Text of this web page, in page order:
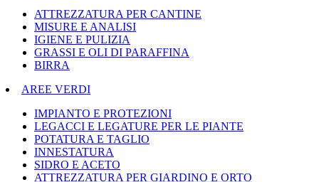
ATTREZZATURA PER CANTINE
MISURE E ANALISI
IGIENE E PULIZIA
GRASSI E OLI DI PARAFFINA
BIRRA
AREE VERDI
IMPIANTO E PROTEZIONI
LEGACCI E LEGATURE PER LE PIANTE
POTATURA E TAGLIO
INNESTATURA
SIDRO E ACETO
ATTREZZATURA PER GIARDINO E ORTO